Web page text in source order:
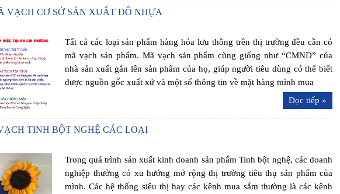
VẠCH CƠ SỞ SẢN XUẤT ĐỒ NHỰA
Tất cả các loại sản phẩm hàng hóa lưu thông trên thị trường đều cần có
mã vạch sản phẩm. Mã vạch sản phẩm cũng giống như “CMND” của
nhà sản xuất gắn lên sản phẩm của họ, giúp người tiêu dùng có thể biết
được nguồn gốc xuất xứ và một số thông tin về mặt hàng mình mua
Đọc tiếp »
TINH BỘT NGHỆ CÁC LOẠI
Trong quá trình sản xuất kinh doanh sản phẩm Tinh bột nghệ, các doanh
nghiệp thường có xu hướng mở rộng thị trường tiêu thụ sản phẩm của
mình. Các hệ thống siêu thị hay các kênh mua sắm thường là các kênh